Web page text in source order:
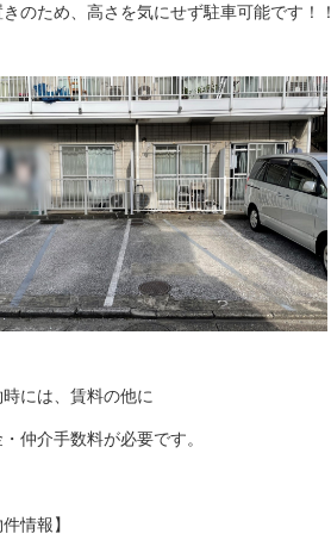
のため、高さを気にせず駐車可能です！！
には、賃料の他に
仲介手数料が必要です。
件情報】